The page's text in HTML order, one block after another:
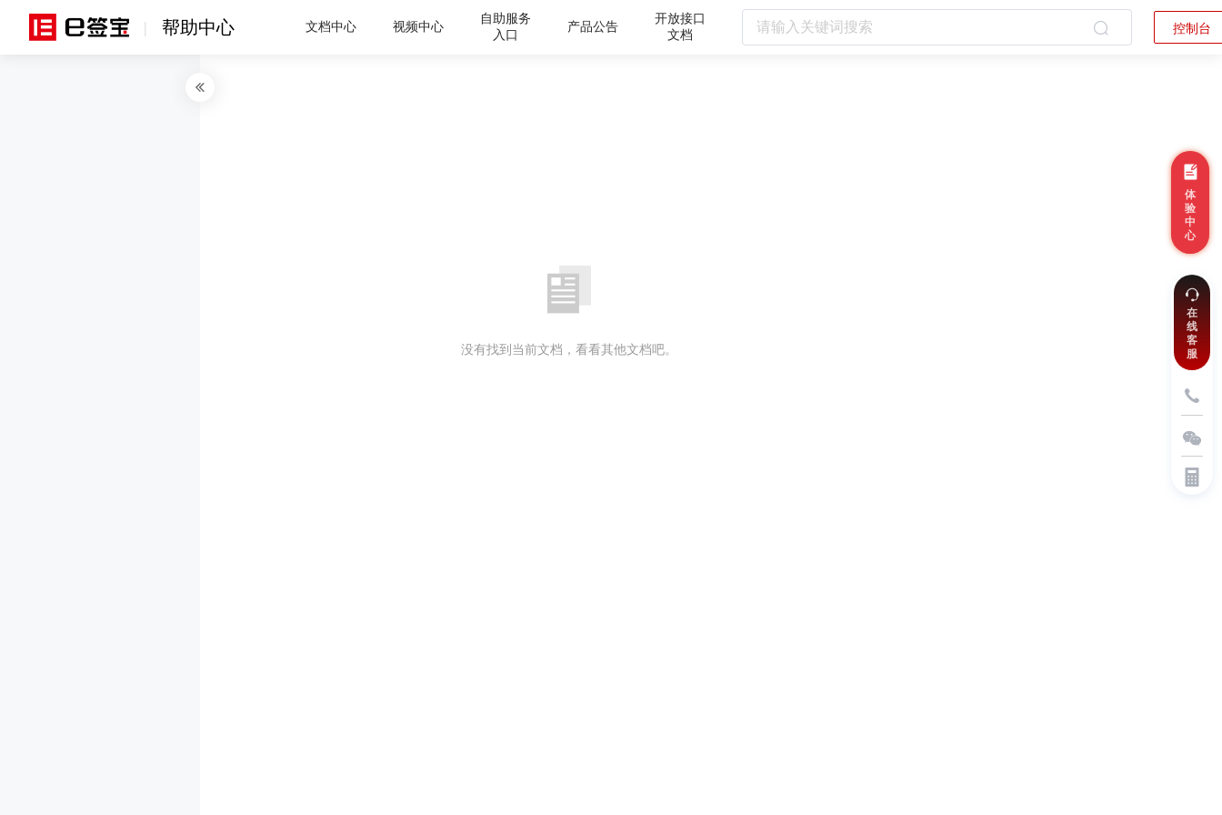
| 帮助中心 文档中心 视频中心
自助服务
入口
产品公告
开放接口
文档
控制台
体
验
中
心
在
线
客
服
没有找到当前文档，看看其他文档吧。